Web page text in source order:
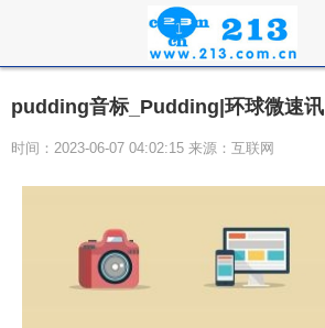
pudding音标_Pudding|环球微速讯
时间：2023-06-07 04:02:15 来源：互联网